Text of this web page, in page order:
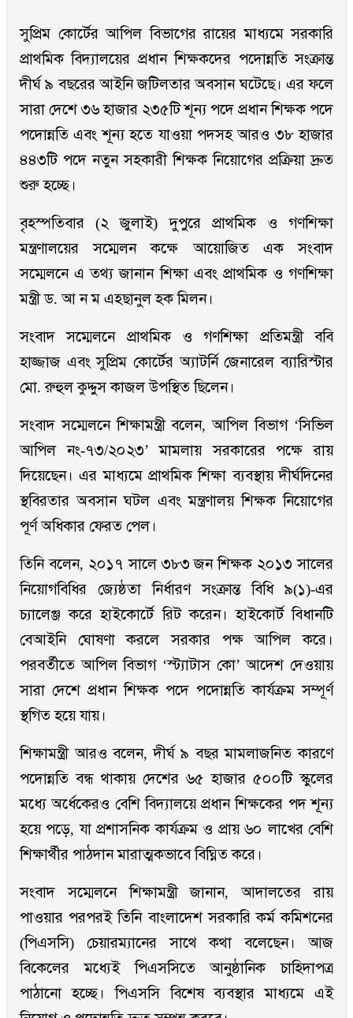
সুপ্রিম কোর্টের আপিল বিভাগের রায়ের মাধ্যমে সরকারি
প্রাথমিক বিদ্যালয়ের প্রধান শিক্ষকদের পদোন্নতি সংক্রান্ত
দীর্ঘ ৯ বছরের আইনি জটিলতার অবসান ঘটেছে। এর ফলে
সারা দেশে ৩৬ হাজার ২৩৫টি শূন্য পদে প্রধান শিক্ষক পদে
পদোন্নতি এবং শূন্য হতে যাওয়া পদসহ আরও ৩৮ হাজার
৪৪৩টি পদে নতুন সহকারী শিক্ষক নিয়োগের প্রক্রিয়া দ্রুত
শুরু হচ্ছে।
বৃহস্পতিবার (২ জুলাই) দুপুরে প্রাথমিক ও গণশিক্ষা
মন্ত্রণালয়ের সম্মেলন কক্ষে আয়োজিত এক সংবাদ
সম্মেলনে এ তথ্য জানান শিক্ষা এবং প্রাথমিক ও গণশিক্ষা
মন্ত্রী ড. আ ন ম এহছানুল হক মিলন।
সংবাদ সম্মেলনে প্রাথমিক ও গণশিক্ষা প্রতিমন্ত্রী ববি
হাজ্জাজ এবং সুপ্রিম কোর্টের অ্যাটর্নি জেনারেল ব্যারিস্টার
মো. রুহুল কুদ্দুস কাজল উপস্থিত ছিলেন।
সংবাদ সম্মেলনে শিক্ষামন্ত্রী বলেন, আপিল বিভাগ ‘সিভিল
আপিল নং-৭৩/২০২৩’ মামলায় সরকারের পক্ষে রায়
দিয়েছেন। এর মাধ্যমে প্রাথমিক শিক্ষা ব্যবস্থায় দীর্ঘদিনের
স্থবিরতার অবসান ঘটল এবং মন্ত্রণালয় শিক্ষক নিয়োগের
পূর্ণ অধিকার ফেরত পেল।
তিনি বলেন, ২০১৭ সালে ৩৮৩ জন শিক্ষক ২০১৩ সালের
নিয়োগবিধির জ্যেষ্ঠতা নির্ধারণ সংক্রান্ত বিধি ৯(১)-এর
চ্যালেঞ্জ করে হাইকোর্টে রিট করেন। হাইকোর্ট বিধানটি
বেআইনি ঘোষণা করলে সরকার পক্ষ আপিল করে।
পরবর্তীতে আপিল বিভাগ ‘স্ট্যাটাস কো’ আদেশ দেওয়ায়
সারা দেশে প্রধান শিক্ষক পদে পদোন্নতি কার্যক্রম সম্পূর্ণ
স্থগিত হয়ে যায়।
শিক্ষামন্ত্রী আরও বলেন, দীর্ঘ ৯ বছর মামলাজনিত কারণে
পদোন্নতি বন্ধ থাকায় দেশের ৬৫ হাজার ৫০০টি স্কুলের
মধ্যে অর্ধেকেরও বেশি বিদ্যালয়ে প্রধান শিক্ষকের পদ শূন্য
হয়ে পড়ে, যা প্রশাসনিক কার্যক্রম ও প্রায় ৬০ লাখের বেশি
শিক্ষার্থীর পাঠদান মারাত্মকভাবে বিঘ্নিত করে।
সংবাদ সম্মেলনে শিক্ষামন্ত্রী জানান, আদালতের রায়
পাওয়ার পরপরই তিনি বাংলাদেশ সরকারি কর্ম কমিশনের
(পিএসসি) চেয়ারম্যানের সাথে কথা বলেছেন। আজ
বিকেলের মধ্যেই পিএসসিতে আনুষ্ঠানিক চাহিদাপত্র
পাঠানো হচ্ছে। পিএসসি বিশেষ ব্যবস্থার মাধ্যমে এই